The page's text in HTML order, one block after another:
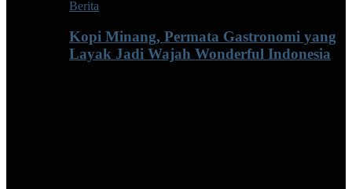
Berita
Kopi Minang, Permata Gastronomi yang
Layak Jadi Wajah Wonderful Indonesia